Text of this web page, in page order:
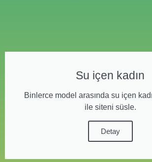
Su içen kadın
Binlerce model arasında su içen
ile siteni süsle.
Detay